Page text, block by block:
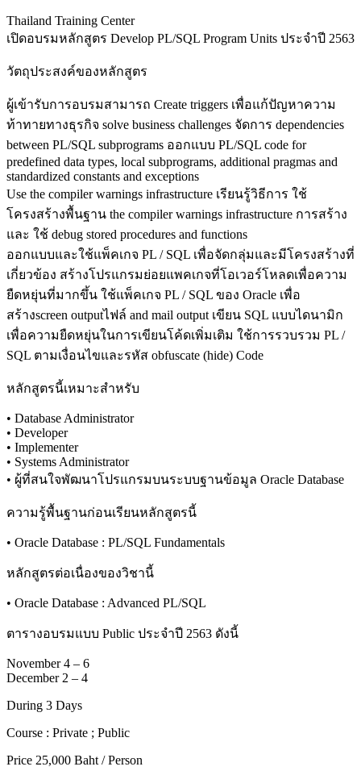
Thailand Training Center
เปิดอบรมหลักสูตร Develop PL/SQL Program Units ประจำปี 2563
วัตถุประสงค์ของหลักสูตร
ผู้เข้ารับการอบรมสามารถ Create triggers เพื่อแก้ปัญหาความ
ท้าทายทางธุรกิจ solve business challenges จัดการ dependencies
between PL/SQL subprograms ออกแบบ PL/SQL code for
predefined data types, local subprograms, additional pragmas and
standardized constants and exceptions
Use the compiler warnings infrastructure เรียนรู้วิธีการ ใช้
โครงสร้างพื้นฐาน the compiler warnings infrastructure การสร้าง
และ ใช้ debug stored procedures and functions
ออกแบบและใช้แพ็คเกจ PL / SQL เพื่อจัดกลุ่มและมีโครงสร้างที่
เกี่ยวข้อง สร้างโปรแกรมย่อยแพคเกจที่โอเวอร์โหลดเพื่อความ
ยืดหยุ่นที่มากขึ้น ใช้แพ็คเกจ PL / SQL ของ Oracle เพื่อ
สร้างscreen outputไฟล์ and mail output เขียน SQL แบบไดนามิก
เพื่อความยืดหยุ่นในการเขียนโค้ดเพิ่มเติม ใช้การรวบรวม PL /
SQL ตามเงื่อนไขและรหัส obfuscate (hide) Code
หลักสูตรนี้เหมาะสำหรับ
• Database Administrator
• Developer
• Implementer
• Systems Administrator
• ผู้ที่สนใจพัฒนาโปรแกรมบนระบบฐานข้อมูล Oracle Database
ความรู้พื้นฐานก่อนเรียนหลักสูตรนี้
• Oracle Database : PL/SQL Fundamentals
หลักสูตรต่อเนื่องของวิชานี้
• Oracle Database : Advanced PL/SQL
ตารางอบรมแบบ Public ประจำปี 2563 ดังนี้
November 4 – 6
December 2 – 4
During 3 Days
Course : Private ; Public
Price 25,000 Baht / Person